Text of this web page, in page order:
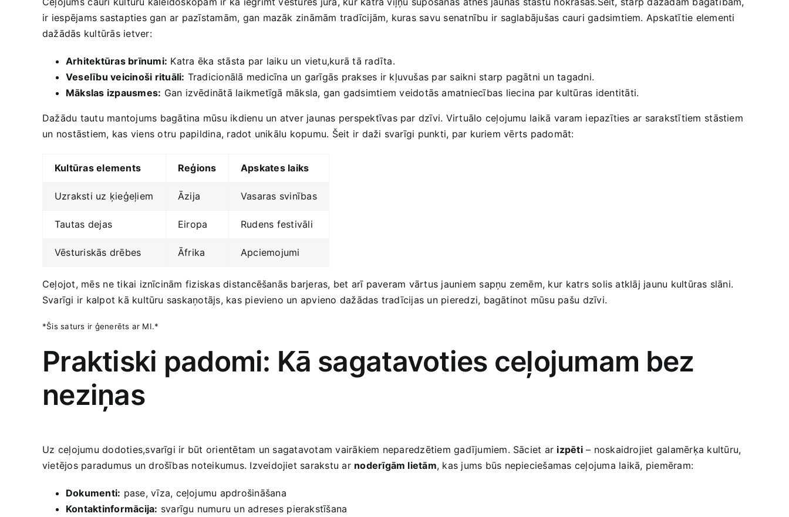
⁣ir ‍iespējams sastapties gan ar ‍pazīstamām, gan mazāk zināmām tradīcijām, kuras ‍savu‌ senatnību ir saglabājušas cauri gadsimtiem. Apskatītie elementi⁣
dažādās‍ kultūrās‌ ietver:
Arhitektūras brīnumi: Katra⁣ ēka stāsta ​par ‌laiku‍ un vietu,kurā‍ tā radīta.
Veselību veicinoši rituāli: Tradicionālā medicīna un garīgās ‍prakses ir kļuvušas par saikni starp pagātni​ un tagadni.
Mākslas izpausmes: Gan izvēdinātā laikmetīgā māksla, gan gadsimtiem veidotās amatniecības liecina par ‌kultūras identitāti.
Dažādu tautu mantojums⁣ bagātina mūsu ikdienu un atver jaunas perspektīvas par dzīvi. Virtuālo ceļojumu ⁣laikā⁣ varam iepazīties ar sarakstītiem ⁣stāstiem
⁣un nostāstiem, kas viens ⁤otru‌ papildina, radot unikālu kopumu. Šeit‍ ir daži svarīgi punkti, par kuriem‍ vērts padomāt:
Kultūras elements Reģions Apskates laiks
Uzraksti ‍uz ķieģeļiem Āzija Vasaras svinības
Tautas ⁢dejas Eiropa Rudens ‍festivāli
Vēsturiskās drēbes Āfrika Apciemojumi
Ceļojot, mēs ⁤ne tikai iznīcinām fiziskas distancēšanās barjeras, bet arī paveram vārtus jauniem sapņu zemēm, kur ⁤katrs solis atklāj jaunu kultūras slāni.
Svarīgi‌ ir kalpot kā kultūru saskaņotājs, kas pievieno un apvieno‌ dažādas tradīcijas un pieredzi, bagātinot mūsu pašu ⁣dzīvi.
*Šis saturs ir ģenerēts ar MI.*
Praktiski padomi: Kā⁤ sagatavoties ceļojumam⁣ bez⁤
neziņas
Uz ⁤ceļojumu dodoties,svarīgi ir būt orientētam un⁤ sagatavotam vairākiem neparedzētiem gadījumiem. Sāciet​ ar izpēti– noskaidrojiet galamērķa kultūru,
vietējos paradumus un drošības noteikumus. Izveidojiet sarakstu ‍ar noderīgām lietām, kas ‍jums ‍būs nepieciešamas ceļojuma laikā,⁤ piemēram:
Dokumenti: pase, vīza, ‍ceļojumu‍ apdrošināšana
Kontaktinformācija: svarīgu ‍numuru un adreses ⁤pierakstīšana